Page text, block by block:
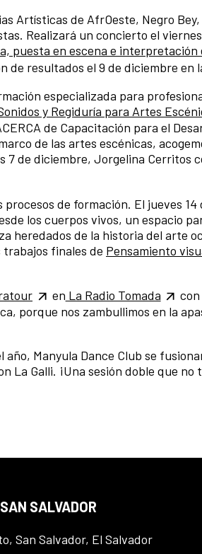
Artísticas de AfrOeste, Negro
Realizará un concierto el
puesta en escena e interpretación
de resultados el 9 de diciembre en
especializada para
y Regiduría para Artes
de Capacitación para el
de las artes escénicas,
7 de diciembre, Jorgelina Cerritos
de formación. El jueves
los cuerpos vivos, un espacio
heredados de la historia del arte
trabajos finales de Pensamiento
en La Radio Tomada
porque nos zambullimos en la
Manyula Dance Club se
La Galli. ¡Una sesión doble que no
SALVADOR
San Salvador, El Salvador